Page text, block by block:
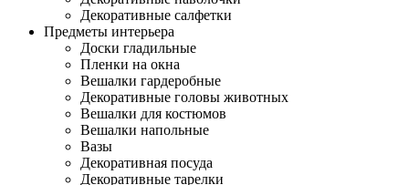
Декоративные салфетки
Предметы интерьера
Доски гладильные
Пленки на окна
Вешалки гардеробные
Декоративные головы животных
Вешалки для костюмов
Вешалки напольные
Вазы
Декоративная посуда
Декоративные тарелки